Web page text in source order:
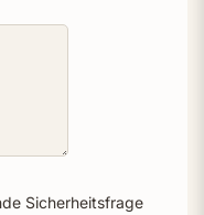
Sicherheitsfrage